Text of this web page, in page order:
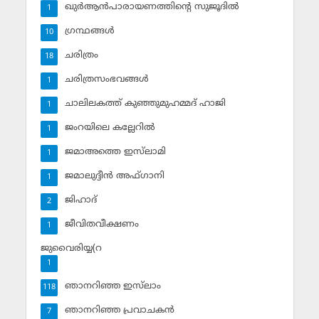
ഖുര്‍ആന്‍പാരായണത്തിന്റെ സുജൂദില്‍
1
ഗ്രന്ഥങ്ങള്‍
10
ചരിത്രം
18
ചരിത്രസംഭവങ്ങള്‍
1
ചാലിലകത്ത് കുഞ്ഞുമുഹമ്മദ് ഹാജി
1
ജംറയിലെ കല്ലേറില്‍
1
ജമാഅത്തെ ഇസ്‌ലാമി
1
ജമാലുദ്ദീന്‍ അഫ്ഗാനി
1
ജിഹാദ്‌
2
ജീവിതവീക്ഷണം
1
ജുവൈരിയ്യ(റ
1
ഞാനറിഞ്ഞ ഇസ്‌ലാം
118
ഞാനറിഞ്ഞ പ്രവാചകന്‍
7